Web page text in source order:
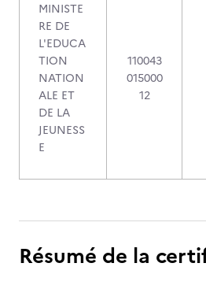
MINISTE
RE DE
L'EDUCA
TION
NATION
ALE ET
DE LA
JEUNESS
E
110043
015000
12
Résumé de la